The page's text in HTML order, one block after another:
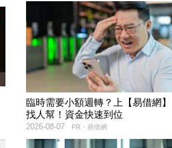
臨時需要小額週轉？上【易借網】
找人幫！資金快速到位
PR・易借網
2026-08-07